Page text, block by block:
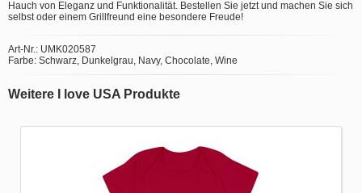
Hauch von Eleganz und Funktionalität. Bestellen Sie jetzt und machen Sie sich
selbst oder einem Grillfreund eine besondere Freude!
Art-Nr.: UMK020587
Farbe: Schwarz, Dunkelgrau, Navy, Chocolate, Wine
Weitere I love USA Produkte